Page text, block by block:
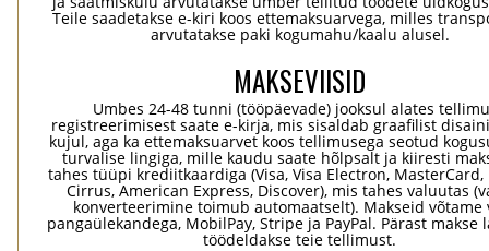
Teile saadetakse e-kiri koos ettemaksuarvega, milles
arvutatakse paki kogumahu/kaalu alusel.
MAKSEVIISID
Umbes 24-48 tunni (tööpäevade) jooksul alates
registreerimisest saate e-kirja, mis sisaldab graafilist
kujul, aga ka ettemaksuarvet koos tellimusega seotud
turvalise lingiga, mille kaudu saate hõlpsalt ja kiiresti
tahes tüüpi krediitkaardiga (Visa, Visa Electron, MasterCard,
Cirrus, American Express, Discover), mis tahes valuutas
konverteerimine toimub automaatselt). Makseid võtame
pangaülekandega, MobilPay, Stripe ja PayPal. Pärast makse
töödeldakse teie tellimust.